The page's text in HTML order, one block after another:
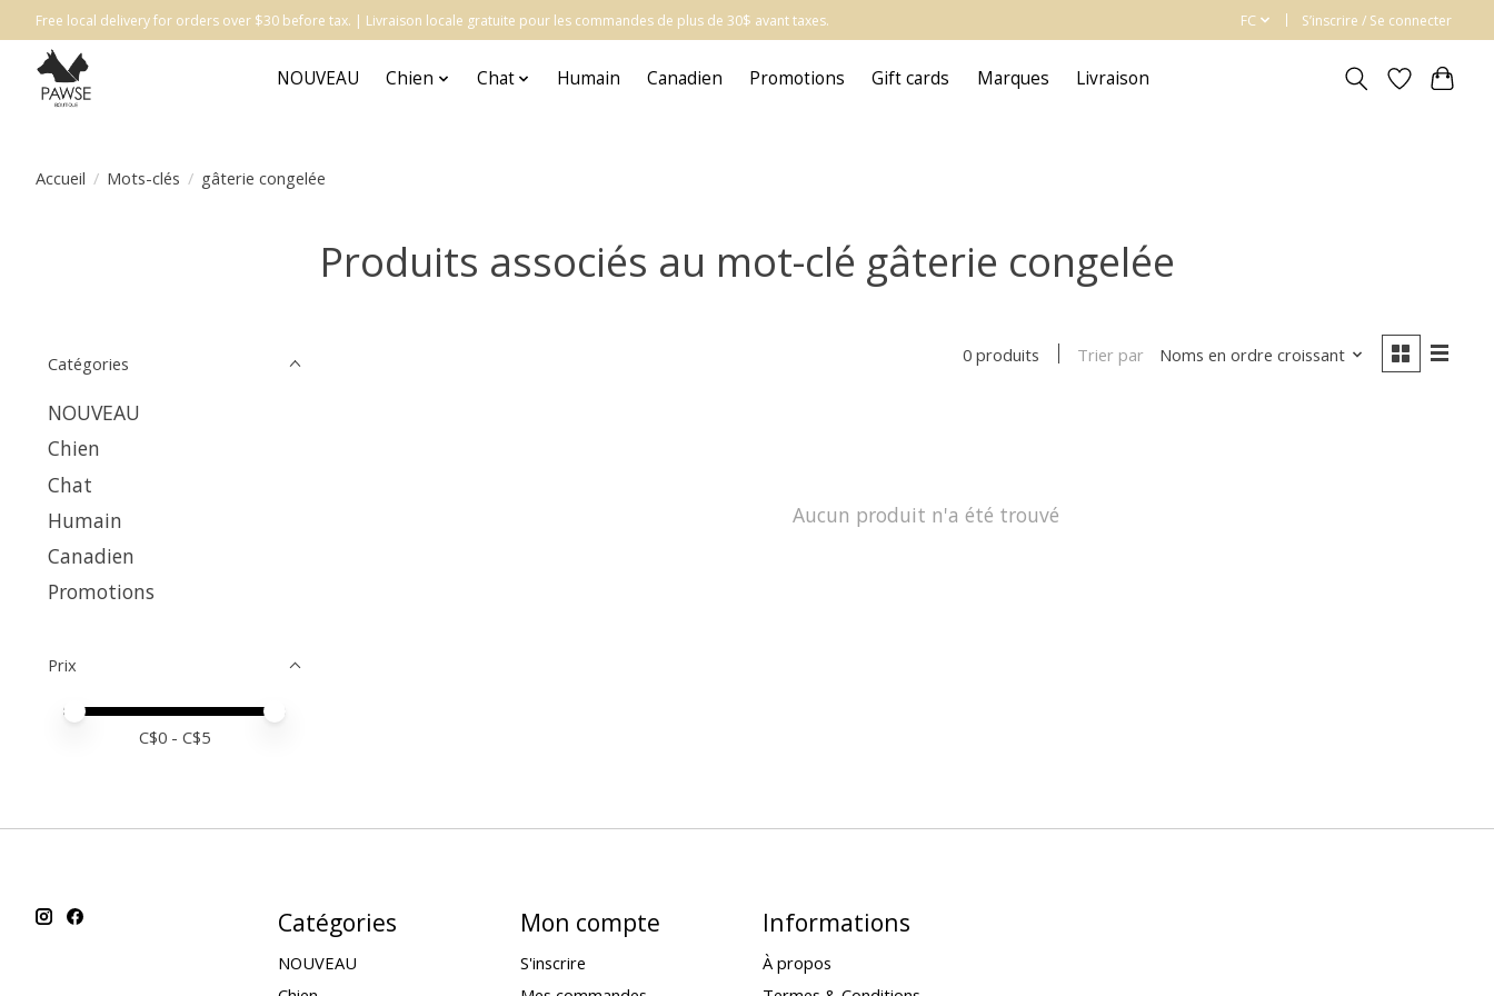
Free local delivery for orders over $30 before tax. | Livraison locale gratuite pour les commandes de plus de 30$ avant taxes. FC S’inscrire / Se connecter
NOUVEAU Chien Chat Humain Canadien Promotions Gift cards Marques Livraison
Accueil / Mots-clés / gâterie congelée
Produits associés au mot-clé gâterie congelée
Catégories
NOUVEAU
Chien
Chat
Humain
Canadien
Promotions
Prix
Prix minimum
Price maximum value
C$0 - C$5
0 produits Trier par Noms en ordre croissant
Aucun produit n'a été trouvé
Catégories
NOUVEAU
Mon compte
S'inscrire
Informations
À propos